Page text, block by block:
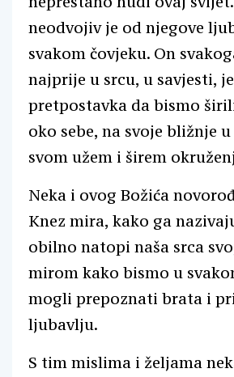
neodvojiv je od njegove
svakom čovjeku. On
najprije u srcu, u savjesti,
pretpostavka da bismo
oko sebe, na svoje bližnje
svom užem i širem
Neka i ovog Božića
Knez mira, kako ga
obilno natopi naša srca
mirom kako bismo u
mogli prepoznati brata i
ljubavlju.
S tim mislima i željama